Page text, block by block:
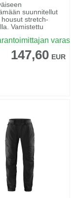
suunnitellut
stretch-
Vamistettu
147,60 EUR